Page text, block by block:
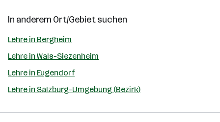
In anderem Ort/Gebiet suchen
Lehre in Bergheim
Lehre in Wals-Siezenheim
Lehre in Eugendorf
Lehre in Salzburg-Umgebung (Bezirk)